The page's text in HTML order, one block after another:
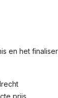
en het
prijs